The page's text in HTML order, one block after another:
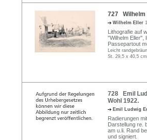
727 Wilhelm
Wilhelm Eller
Lithografie auf
"Wilhelm Eller",
Passepartout
Leicht
St. 29,5 x 40,5
728 Emil
Wohl 1922.
Emil Ludwig
Radierungen
Darstellung re.
am u.li. Rand
und signiert.